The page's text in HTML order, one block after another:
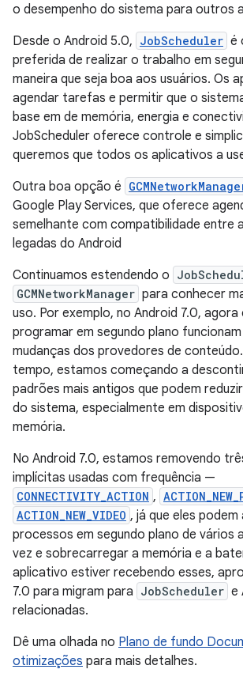
o desempenho do sistema para outros
Desde o Android 5.0, JobScheduler é
preferida de realizar o trabalho em
maneira que seja boa aos usuários. Os
agendar tarefas e permitir que o
base em de memória, energia e
JobScheduler oferece controle e
queremos que todos os aplicativos a
Outra boa opção é
Google Play Services, que oferece
semelhante com compatibilidade entre
legadas do Android
Continuamos estendendo o
GCMNetworkManager para conhecer
uso. Por exemplo, no Android 7.0, agora
programar em segundo plano
mudanças dos provedores de
tempo, estamos começando a
padrões mais antigos que podem
do sistema, especialmente em
memória.
No Android 7.0, estamos removendo
implícitas usadas com frequência —
CONNECTIVITY_ACTION ,
ACTION_NEW_VIDEO , já que eles
processos em segundo plano de vários
vez e sobrecarregar a memória e a
aplicativo estiver recebendo esses,
7.0 para migram para JobScheduler e
relacionadas.
Dê uma olhada no Plano de fundo
otimizações para mais detalhes.